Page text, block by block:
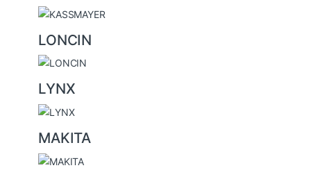
LONCIN
LYNX
MAKITA